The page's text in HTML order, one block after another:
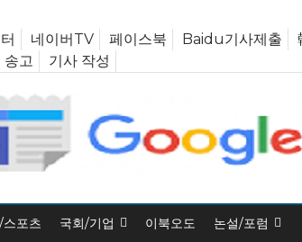
네이버TV 페이스북 Baidu기사제출
송고
기사 작성
스포츠 국회/기업 이북오도 논설/포럼